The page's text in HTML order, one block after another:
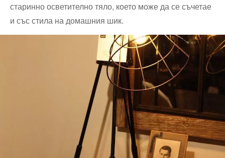
старинно осветително тяло, което може да се съчетае
и със стила на домашния шик.